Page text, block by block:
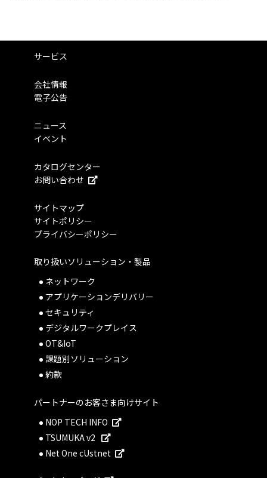
サービス
会社情報
電子公告
ニュース
イベント
カタログセンター
お問い合わせ
サイトマップ
サイトポリシー
プライバシーポリシー
取り扱いソリューション・製品
ネットワーク
アプリケーションデリバリー
セキュリティ
デジタルワークプレイス
OT&IoT
課題別ソリューション
約款
パートナーのお客さま向けサイト
NOP TECH INFO
TSUMUKA v2
Net One cUstnet